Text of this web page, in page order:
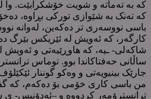
کە بە تەماتە و شویت خۆشکرابێت. وا
کە تەنک بە شێوازی تورکی بڕاوە،
باسی نووسەری تر دەکەین، لەوانە
کارگەر، کە ئەویش لە ئێریکس بێرگ
شاکەلی- ـیە، کە هاوڕێیەتی و ئەویش
ساڵانی حەفتاکاندا بوو. توماس
جارێک بینیویەتی و وەکو گوننار
من باسی کاری خۆمی بۆ دەکەم، کە
ترانسترۆمەر کردووە و –ئەدۆنیس- ی